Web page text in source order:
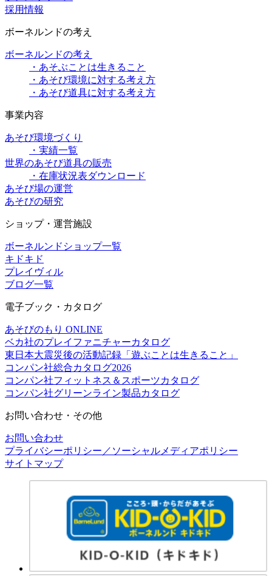
採用情報
ボーネルンドの考え
ボーネルンドの考え
・あそぶことは生きること
・あそび環境に対する考え方
・あそび道具に対する考え方
事業内容
あそび環境づくり
・実績一覧
世界のあそび道具の販売
・在庫状況表ダウンロード
あそび場の運営
あそびの研究
ショップ・運営施設
ボーネルンドショップ一覧
キドキド
プレイヴィル
ブログ一覧
電子ブック・カタログ
あそびのもり ONLINE
ベカ社のプレイファニチャーカタログ
東日本大震災後の活動記録「遊ぶことは生きること」
コンパン社総合カタログ2026
コンパン社フィットネス＆スポーツカタログ
コンパン社グリーンライン製品カタログ
お問い合わせ・その他
お問い合わせ
プライバシーポリシー／ソーシャルメディアポリシー
サイトマップ